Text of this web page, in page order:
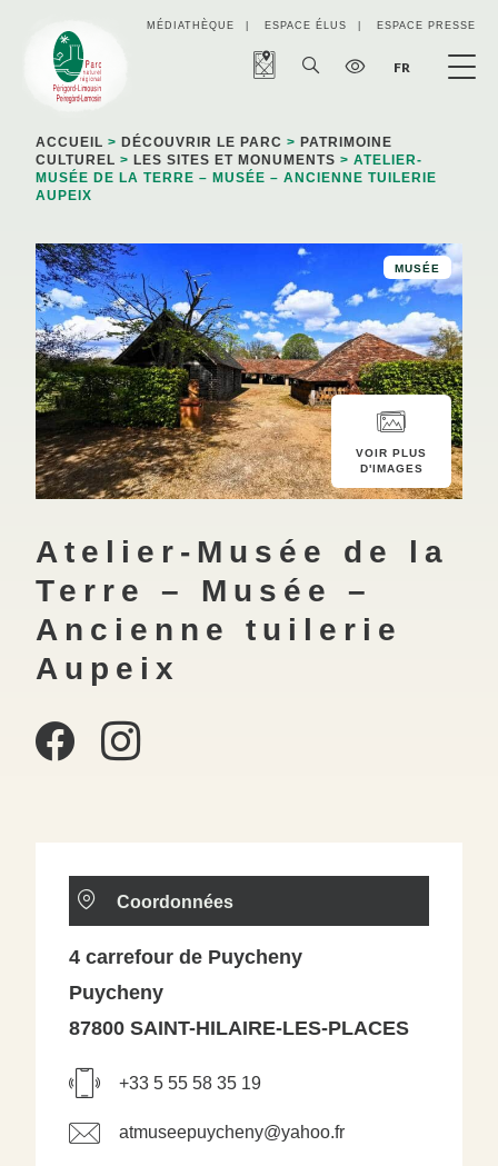
MÉDIATHÈQUE ESPACE ÉLUS ESPACE PRESSE
FR
ACCUEIL > DÉCOUVRIR LE PARC > PATRIMOINE
CULTUREL > LES SITES ET MONUMENTS > ATELIER-
MUSÉE DE LA TERRE – MUSÉE – ANCIENNE TUILERIE
AUPEIX
MUSÉE
VOIR PLUS
D'IMAGES
Atelier-Musée de la
Terre – Musée –
Ancienne tuilerie
Aupeix
Coordonnées
4 carrefour de Puycheny
Puycheny
87800 SAINT-HILAIRE-LES-PLACES
+33 5 55 58 35 19
atmuseepuycheny@yahoo.fr